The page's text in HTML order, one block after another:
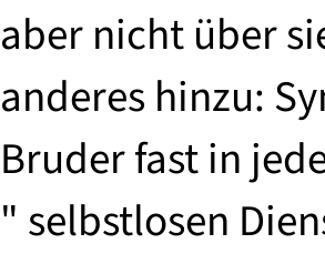
aber nicht über
anderes hinzu:
Bruder fast in
" selbstlosen